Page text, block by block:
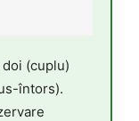
(cuplu)
întors).